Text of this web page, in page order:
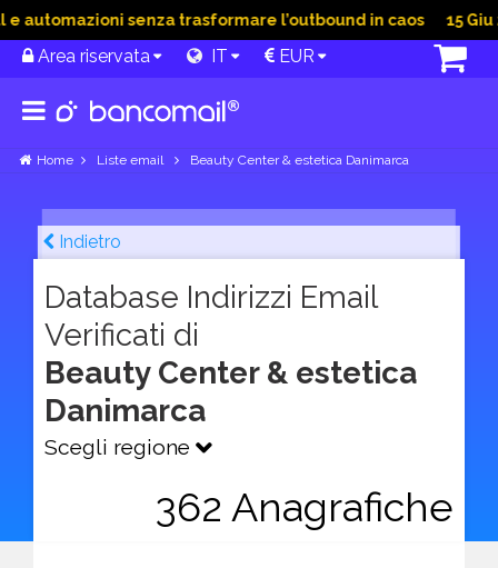
senza trasformare l’outbound in caos 15 Giu
Area riservata IT EUR
Home Liste email Beauty Center & estetica Danimarca
Indietro
Database Indirizzi Email
Verificati di
Beauty Center & estetica
Danimarca
Scegli regione
362 Anagrafiche